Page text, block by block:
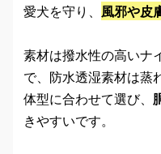
愛犬を守り、 風邪や皮
素材は撥水性の高いナ
で、防水透湿素材は蒸
体型に合わせて選び、
きやすいです。